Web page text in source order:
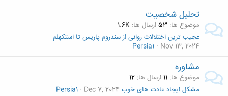
تحلیل شخصیت
موضوع ها 53ارسال ها 1.6K
عجیب ترین اختلالات روانی از سندروم پاریس تا استکهلم
Nov 13, 2024
Persia1
مشاوره
موضوع ها 11 ارسال ها 12
مشکل ایجاد عادت های خوب Dec 7, 2024
Persia1